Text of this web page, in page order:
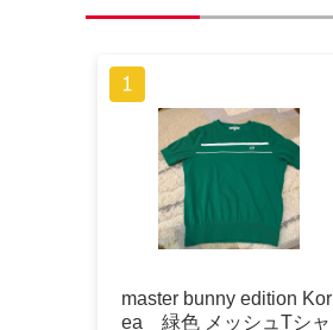
master bunny edition Kor
ea 緑色 メッシュTシャ